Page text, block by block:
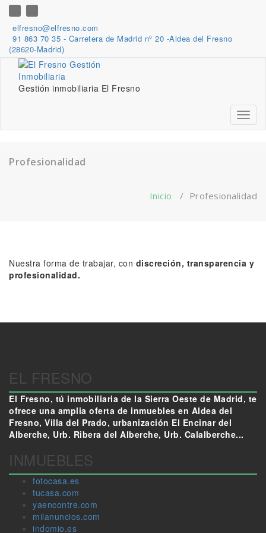
Saltar
contenido
elfresno@elfresno.com
91 863 70 35 - Carretera de Madrid nº 20 -Aldea del Fresno
(28620-Madrid)
Gestión inmobiliaria El Fresno
la
Profesionalidad
Inicio / Profesionalidad
Nuestra forma de trabajar, con discreción, transparencia y
profesionalidad.
EL FRESNO
El Fresno, tú inmobiliaria de la Sierra Oeste de Madrid, te
ofrece una amplia oferta de inmuebles en Aldea del
Fresno, Villa del Prado, urbanización El Encinar del
Alberche, Urb. Ribera del Alberche, Urb. Calalberche...
INMUEBLES
fotocasa.es
tucasa.com
yaencontre.com
milanuncios.com
indomio.es